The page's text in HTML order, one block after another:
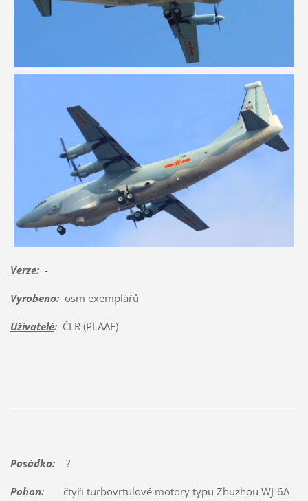
Verze:-
Vyrobeno:osm exemplářů
Uživatelé:ČLR (PLAAF)
Posádka:?
Pohon:čtyři turbovrtulové motory typu Zhuzhou WJ-6A